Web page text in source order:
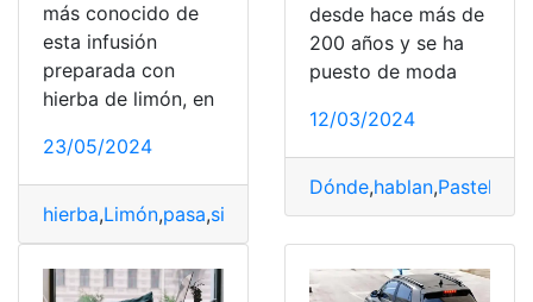
más conocido de
esta infusión
preparada con
hierba de limón, en
23/05/2024
hierba,Limón,pasa,si todos,tomas
desde hace más de
200 años y se ha
puesto de moda
12/03/2024
Dónde,hablan,Pastel